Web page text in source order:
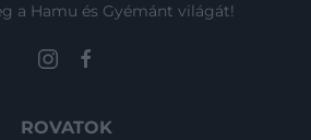
a Hamu és Gyémánt világát!
ROVATOK